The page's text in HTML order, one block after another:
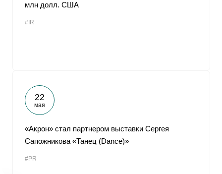
млн долл. США
#IR
22
мая
«Акрон» стал партнером выставки Сергея
Сапожникова «Танец (Dance)»
#PR